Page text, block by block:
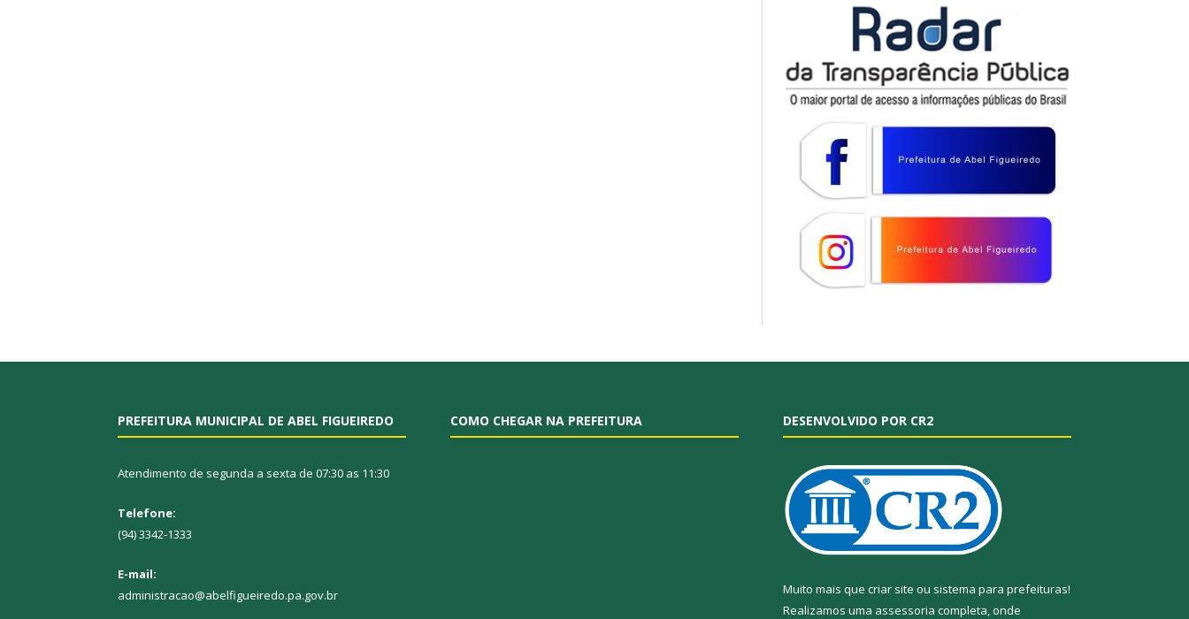
PREFEITURA MUNICIPAL DE ABEL FIGUEIREDO
Atendimento de segunda a sexta de 07:30 as 11:30
Telefone:
(94) 3342-1333
E-mail:
administracao@abelfigueiredo.pa.gov.br
COMO CHEGAR NA PREFEITURA DESENVOLVIDO POR CR2
Muito mais que criar site ou sistema para prefeituras!
Realizamos uma assessoria completa, onde